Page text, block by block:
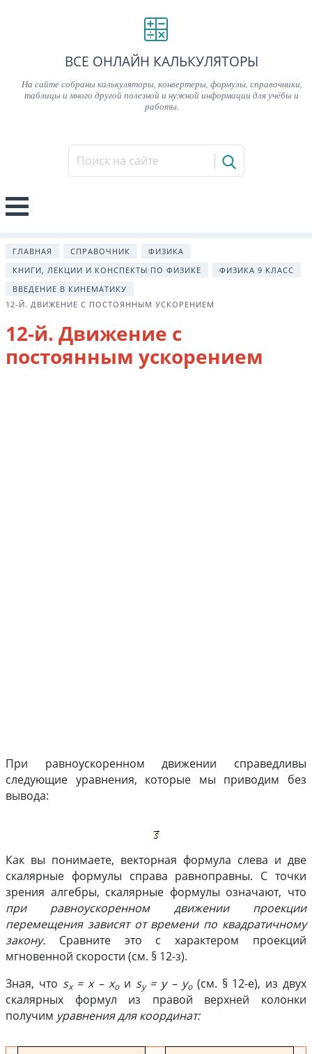
ВСЕ ОНЛАЙН КАЛЬКУЛЯТОРЫ
На сайте собраны калькуляторы, конвертеры, формулы, справочники,
таблицы и много другой полезной и нужной информации для учёбы и
работы.
ГЛАВНАЯ СПРАВОЧНИК
ФИЗИКА
КНИГИ, ЛЕКЦИИ И КОНСПЕКТЫ ПО ФИЗИКЕ
ФИЗИКА 9 КЛАСС
ВВЕДЕНИЕ В КИНЕМАТИКУ
12-Й. ДВИЖЕНИЕ С ПОСТОЯННЫМ УСКОРЕНИЕМ
12-й. Движение с
постоянным ускорением
При равноускоренном движении справедливы
следующие уравнения, которые мы приводим без
вывода:
Как вы понимаете, векторная формула слева и две
скалярные формулы справа равноправны. С точки
зрения алгебры, скалярные формулы означают, что
при равноускоренном движении проекции
перемещения зависят от времени по квадратичному
закону. Сравните это с характером проекций
мгновенной скорости (см. § 12-з).
Зная, что sx= x – xoи sy= y – yo (см. § 12-е), из двух
скалярных формул из правой верхней колонки
получим уравнения для координат: